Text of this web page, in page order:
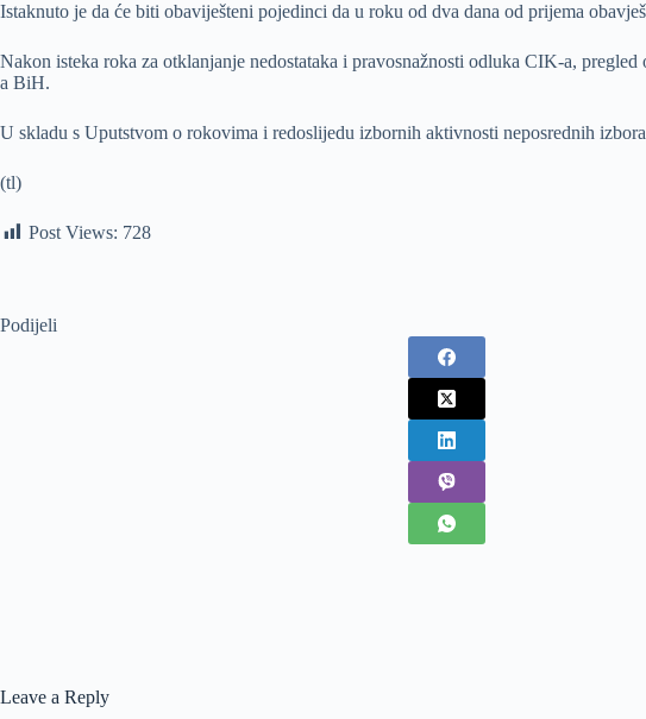
Istaknuto je da će biti obaviješteni pojedinci da u roku od dva dana od prijema
Nakon isteka roka za otklanjanje nedostataka i pravosnažnosti odluka CIK-a,
a BiH.
U skladu s Uputstvom o rokovima i redoslijedu izbornih aktivnosti neposrednih
(tl)
Post Views: 728
Podijeli
Leave a Reply